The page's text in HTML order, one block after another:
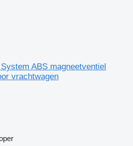
ABS magneetventiel
vrachtwagen